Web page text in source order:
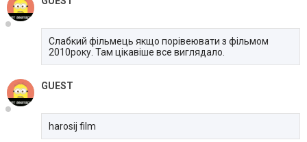
Слабкий фільмець якщо порівеювати з фільмом
2010року. Там цікавіше все виглядало.
GUEST
harosij film